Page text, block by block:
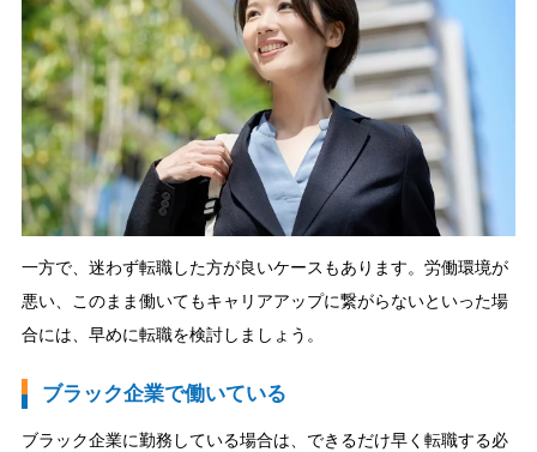
一方で、迷わず転職した方が良いケースもあります。労働環境が
悪い、このまま働いてもキャリアアップに繋がらないといった場
合には、早めに転職を検討しましょう。
ブラック企業で働いている
ブラック企業に勤務している場合は、できるだけ早く転職する必